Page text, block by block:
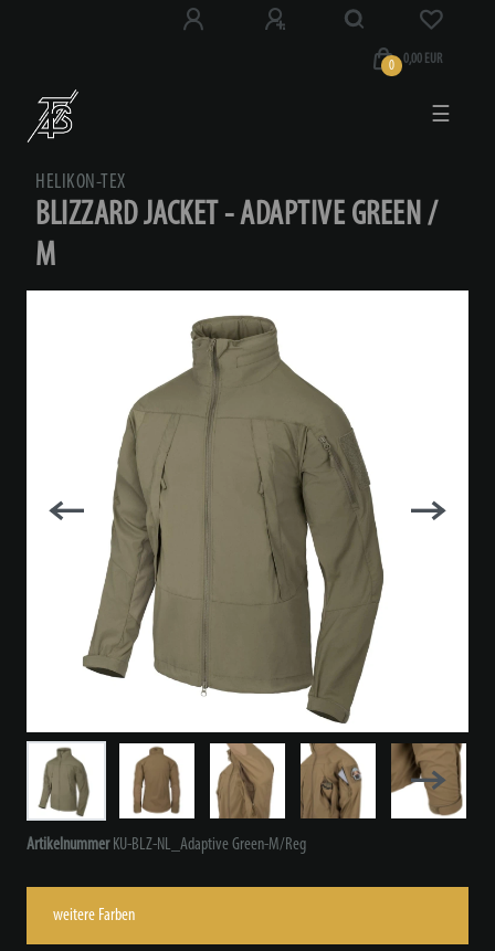
0 0,00 EUR
☰
HELIKON-TEX
BLIZZARD JACKET - ADAPTIVE GREEN /
M
Artikelnummer KU-BLZ-NL_Adaptive Green-M/Reg
weitere Farben